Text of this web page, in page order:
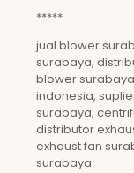
*****
jual blower
surabaya,
blower
indonesia,
surabaya,
distributor
exhaust fan
surabaya